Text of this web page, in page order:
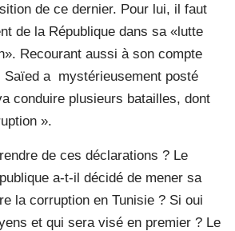
de ce dernier. Pour lui, il faut
de la République dans sa «lutte
Recourant aussi à son compte
Saïed a mystérieusement posté
conduire plusieurs batailles, dont
».
de ces déclarations ? Le
a-t-il décidé de mener sa
la corruption en Tunisie ? Si oui
et qui sera visé en premier ? Le